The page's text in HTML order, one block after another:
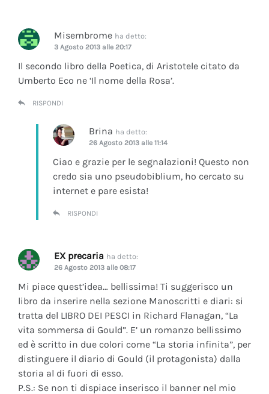
Misembrome ha detto:
3 Agosto 2013 alle 20:17
Il secondo libro della Poetica, di Aristotele citato da
Umberto Eco ne ‘Il nome della Rosa’.
RISPONDI
Brina ha detto:
26 Agosto 2013 alle 11:14
Ciao e grazie per le segnalazioni! Questo non
credo sia uno pseudobiblium, ho cercato su
internet e pare esista!
RISPONDI
EX precaria ha detto:
26 Agosto 2013 alle 08:17
Mi piace quest’idea… bellissima! Ti suggerisco un
libro da inserire nella sezione Manoscritti e diari: si
tratta del LIBRO DEI PESCI in Richard Flanagan, “La
vita sommersa di Gould”. E’ un romanzo bellissimo
ed è scritto in due colori come “La storia infinita”, per
distinguere il diario di Gould (il protagonista) dalla
storia al di fuori di esso.
P.S.: Se non ti dispiace inserisco il banner nel mio